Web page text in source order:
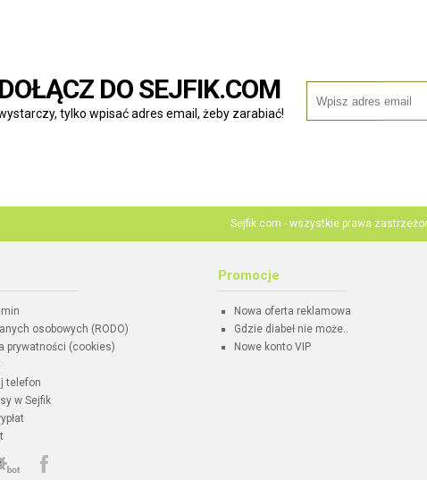
DOŁĄCZ DO SEJFIK.COM
tylko wpisać adres email, żeby zarabiać!
Sejfik.com - wszystkie prawa
osobowych (RODO)
prywatności (cookies)
telefon
w Sejfik
Promocje
Nowa oferta reklamowa
Gdzie diabeł nie może..
Nowe konto VIP